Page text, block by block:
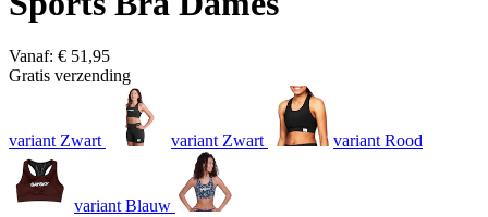
Vanaf: € 51,95
Gratis verzending
variant Zwart variant Zwart variant Rood
variant Blauw